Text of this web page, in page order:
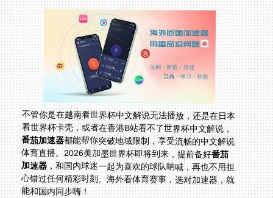
不管你是在越南看世界杯中文解说无法播放，还是在日本
看世界杯卡壳，或者在香港B站看不了世界杯中文解说，
番茄加速器都能帮你突破地域限制，享受流畅的中文解说
体育直播。2026美加墨世界杯即将到来，提前备好番茄
加速器，和国内球迷一起为喜欢的球队呐喊，再也不用担
心错过任何精彩时刻。海外看体育赛事，选对加速器，就
能和国内同步嗨！